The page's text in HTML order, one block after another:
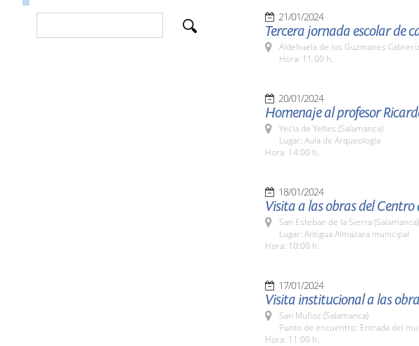
21/01/2024
Tercera jornada escolar de
Aldehuela de los Guzmanes
Hora: 11:00 h.
20/01/2024
Homenaje al profesor
Yecla de Yeltes (Salamanca)
Lugar: Aula de Arqueología
Hora: 14:00 h.
18/01/2024
Visita a las obras del
San Esteban de la Sierra (Salamanca)
Lugar: Antigua Almazara municipal
Hora: 10:00 h.
17/01/2024
Visita institucional a las
San Muñoz (Salamanca)
Punto de encuentro: Entrada del
Hora: 11:00 h.